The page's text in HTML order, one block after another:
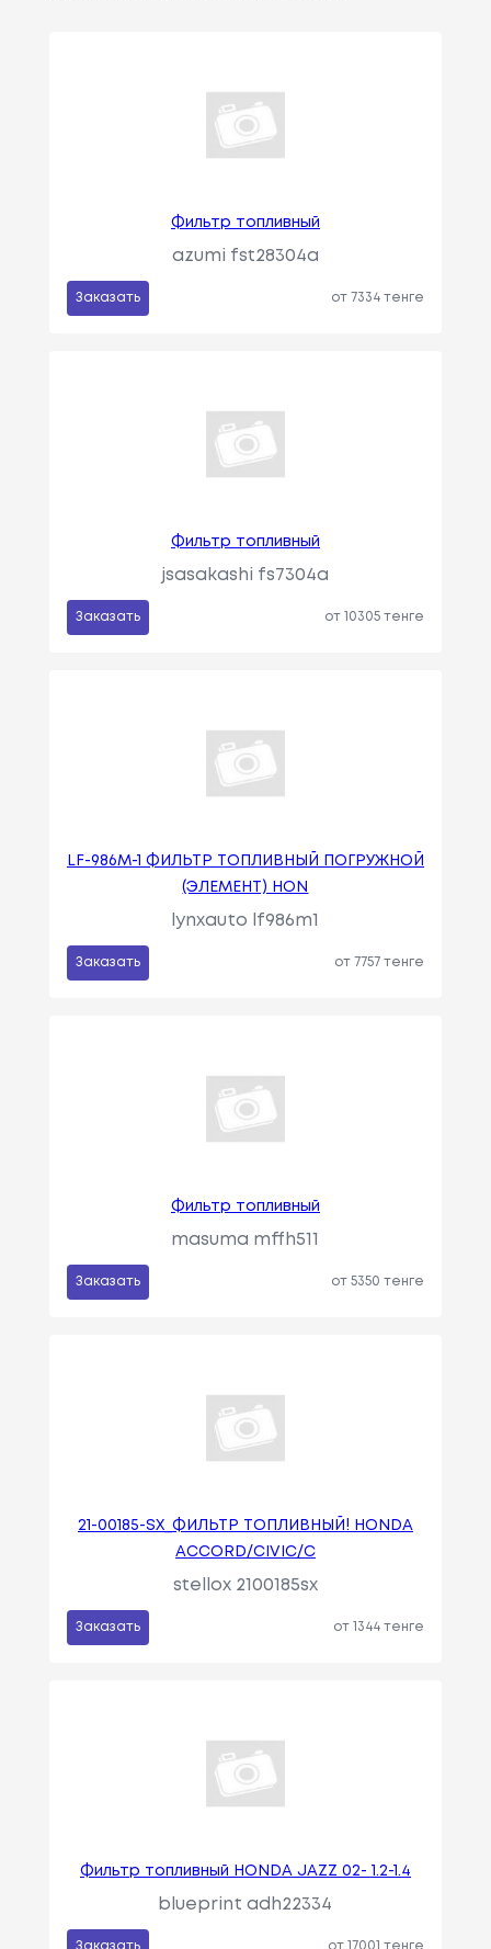
Фильтр топливный
azumi fst28304a
Заказать от 7334 тенге
Фильтр топливный
jsasakashi fs7304a
Заказать от 10305 тенге
LF-986M-1 ФИЛЬТР ТОПЛИВНЫЙ ПОГРУЖНОЙ
(ЭЛЕМЕНТ) HON
lynxauto lf986m1
Заказать от 7757 тенге
Фильтр топливный
masuma mffh511
Заказать от 5350 тенге
21-00185-SX_ФИЛЬТР ТОПЛИВНЫЙ! HONDA
ACCORD/CIVIC/C
stellox 2100185sx
Заказать от 1344 тенге
Фильтр топливный HONDA JAZZ 02- 1.2-1.4
blueprint adh22334
Заказать от 17001 тенге